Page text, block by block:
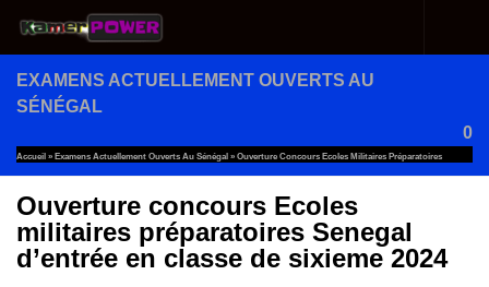
Au dessous du contenu
EXAMENS ACTUELLEMENT OUVERTS AU
SÉNÉGAL
0
Accueil » Examens Actuellement Ouverts Au Sénégal » Ouverture Concours Ecoles Militaires Préparatoires
Senegal D’entrée En Classe De Sixieme 2024
Ouverture concours Ecoles
militaires préparatoires Senegal
d’entrée en classe de sixieme 2024